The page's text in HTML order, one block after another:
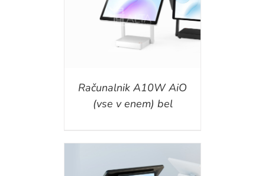
Računalnik A10W AiO
(vse v enem) bel